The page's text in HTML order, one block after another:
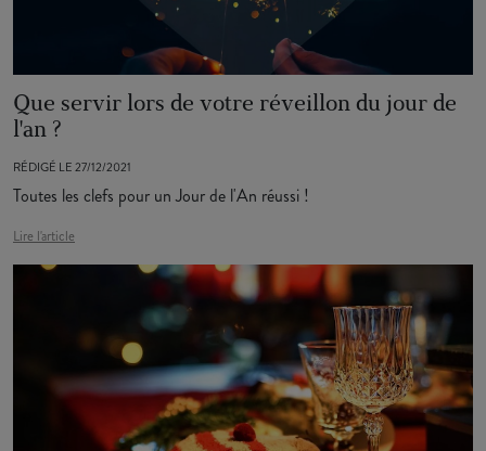
Que servir lors de votre réveillon du jour de
l'an ?
RÉDIGÉ LE 27/12/2021
Toutes les clefs pour un Jour de l'An réussi !
Lire l'article